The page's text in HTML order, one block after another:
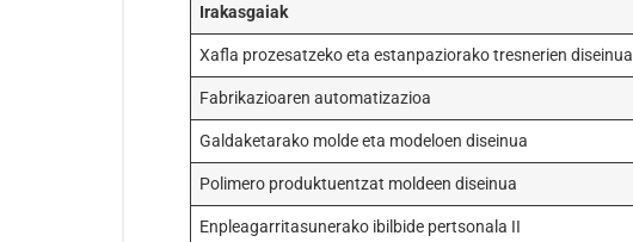
Irakasgaiak
Xafla prozesatzeko eta estanpaziorako tresnerien diseinua
Fabrikazioaren automatizazioa
Galdaketarako molde eta modeloen diseinua
Polimero produktuentzat moldeen diseinua
Enpleagarritasunerako ibilbide pertsonala II